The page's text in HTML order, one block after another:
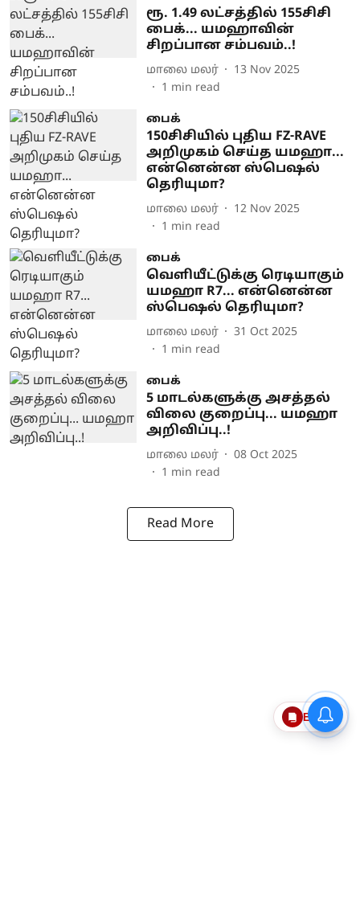
ரூ. 1.49 லட்சத்தில் 155சிசி
பைக்... யமஹாவின்
சிறப்பான சம்பவம்..!
மாலை மலர்
13 Nov 2025
1 min read
பைக்
150சிசியில் புதிய FZ-RAVE
அறிமுகம் செய்த யமஹா...
என்னென்ன ஸ்பெஷல்
தெரியுமா?
மாலை மலர்
12 Nov 2025
1 min read
பைக்
வெளியீட்டுக்கு ரெடியாகும்
யமஹா R7... என்னென்ன
ஸ்பெஷல் தெரியுமா?
மாலை மலர்
31 Oct 2025
1 min read
பைக்
5 மாடல்களுக்கு அசத்தல்
விலை குறைப்பு... யமஹா
அறிவிப்பு..!
மாலை மலர்
08 Oct 2025
1 min read
Read More
Epaper